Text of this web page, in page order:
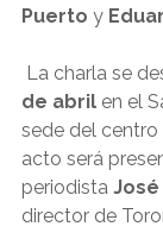
Puerto y
La charla se
de abril en el
sede del centro
acto será
periodista José
director de